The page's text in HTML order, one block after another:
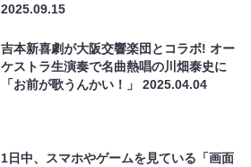
2025.09.15
吉本新喜劇が大阪交響楽団とコラボ! オー
ケストラ生演奏で名曲熱唱の川畑泰史に
「お前が歌うんかい！」2025.04.04
1日中、スマホやゲームを見ている「画面